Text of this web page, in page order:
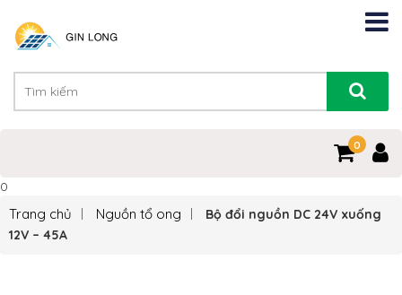
0
0
Trang chủ Nguồn tổ ong
Bộ đổi nguồn DC 24V xuống
12V – 45A